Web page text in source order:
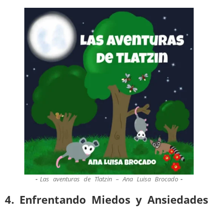
Las aventuras de Tlatzin – Ana Luisa Brocado
4. Enfrentando Miedos y Ansiedades